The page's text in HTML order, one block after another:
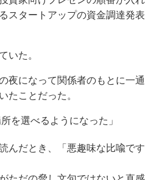
スタートアップの資金調達発表
いた。
夜になって関係者のもとに一通
たことだった。
を選べるようになった」
んだとき、「悪趣味な比喩です